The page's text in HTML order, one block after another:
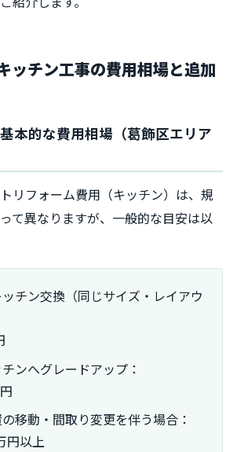
ッチン工事の費用相場と追加
本的な費用相場（葛飾区エリア
リフォーム費用（キッチン）は、規
て異なりますが、一般的な目安は以
チン交換（同じサイズ・レイアウ
ンへグレードアップ：
移動・間取り変更を伴う場合：
円以上